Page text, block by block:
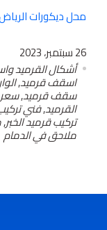
محل ديكورات
26 سبتمبر، 2023
أشكال القرميد
اسقف قرميد,
سقف قرميد,سعر
القرميد,فني
تركيب قرميد الخبر,
ملاحق في الدمام